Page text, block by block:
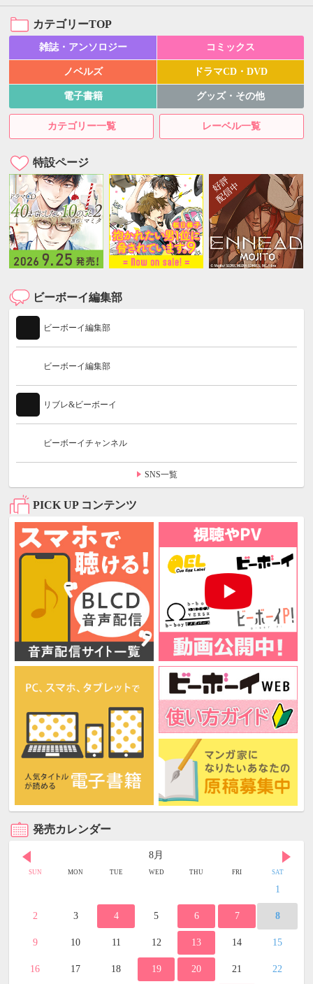
カテゴリーTOP
雑誌・アンソロジー コミックス
ノベルズ ドラマCD・DVD
電子書籍 グッズ・その他
カテゴリー一覧 レーベル一覧
特設ページ
ビーボーイ編集部
ビーボーイ編集部
ビーボーイ編集部
リブレ&ビーボーイ
ビーボーイチャンネル
SNS一覧
PICK UP コンテンツ
発売カレンダー
8月
SUN MON TUE WED THU FRI SAT
1
2 3 4 5 6 7 8
9 10 11 12 13 14 15
16 17 18 19 20 21 22